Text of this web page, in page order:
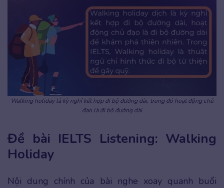
Walking holiday là kỳ nghỉ kết hợp đi bộ đường dài, trong đó hoạt động chủ
đạo là đi bộ đường dài
Đề bài IELTS Listening: Walking
Holiday
Nội dung chính của bài nghe xoay quanh buổi